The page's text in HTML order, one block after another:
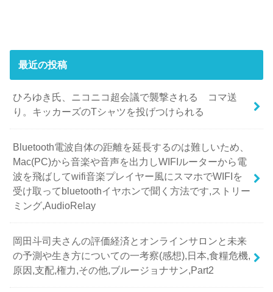
最近の投稿
ひろゆき氏、ニコニコ超会議で襲撃される コマ送
り。キッカーズのTシャツを投げつけられる
Bluetooth電波自体の距離を延長するのは難しいため、
Mac(PC)から音楽や音声を出力しWIFIルーターから電
波を飛ばしてwifi音楽プレイヤー風にスマホでWIFIを
受け取ってbluetoothイヤホンで聞く方法です,ストリー
ミング,AudioRelay
岡田斗司夫さんの評価経済とオンラインサロンと未来
の予測や生き方についての一考察(感想),日本,食糧危機,
原因,支配,権力,その他,ブルージョナサン,Part2